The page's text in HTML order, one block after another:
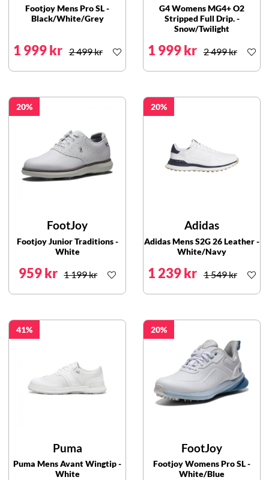
Footjoy Mens Pro SL -
Black/White/Grey
1 999 kr 2 499 kr
G4 Womens MG4+ O2
Stripped Full Drip. -
Snow/Twilight
1 999 kr 2 499 kr
20
FootJoy
Footjoy Junior Traditions -
White
959 kr 1 199 kr
20
Adidas
Adidas Mens S2G 26 Leather -
White/Navy
1 239 kr 1 549 kr
41
Puma
Puma Mens Avant Wingtip -
White
20
FootJoy
Footjoy Womens Pro SL -
White/Blue